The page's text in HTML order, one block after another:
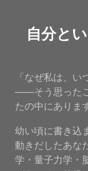
自分と
「なぜ私は、い
——そう思った
たの中にありま
幼い頃に書き込
動きだしたあな
学・量子力学・